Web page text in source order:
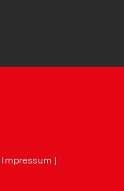
Impressum |